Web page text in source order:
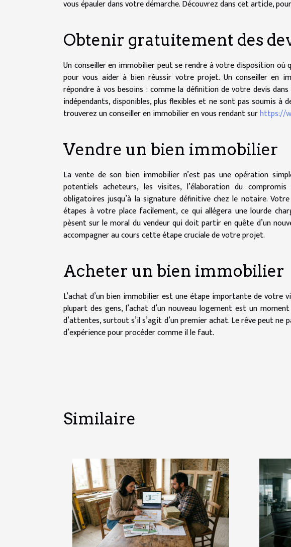
vous épauler dans votre démarche. Découvrez dans cet article,
Obtenir gratuitement des
Un conseiller en immobilier peut se rendre à votre disposition où
pour vous aider à bien réussir votre projet. Un conseiller en
répondre à vos besoins : comme la définition de votre devis
indépendants, disponibles, plus flexibles et ne sont pas soumis à
trouverez un conseiller en immobilier en vous rendant surhttps://
Vendre un bien immobilier
La vente de son bien immobilier n’est pas une opération
potentiels acheteurs, les visites, l’élaboration du
obligatoires jusqu’à la signature définitive chez le notaire.
étapes à votre place facilement, ce qui allégera une lourde
pèsent sur le moral du vendeur qui doit partir en quête d’un
accompagner au cours cette étape cruciale de votre projet.
Acheter un bien immobilier
L’achat d’un bien immobilier est une étape importante de votre
plupart des gens, l’achat d’un nouveau logement est un
d’attentes, surtout s’il s’agit d’un premier achat. Le rêve peut ne
d’expérience pour procéder comme il le faut.
Similaire